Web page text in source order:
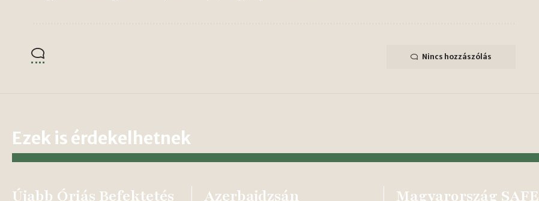
Nincs hozzászólás
Ezek is érdekelhetnek
Újabb Óriás Befektetés
Azerbajdzsán
Magyarország SAFE